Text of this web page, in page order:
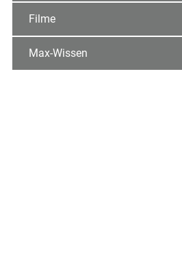
Filme
Max-Wissen